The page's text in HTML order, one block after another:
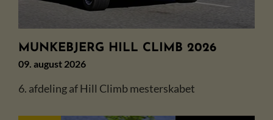
MUNKEBJERG HILL CLIMB 2026
09. august 2026
6. afdeling af Hill Climb mesterskabet